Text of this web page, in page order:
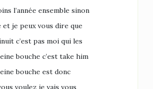
l’année ensemble sinon
et je peux vous dire que
c’est pas moi qui les
bouche c’est take him
bouche est donc
voulez je vais vous